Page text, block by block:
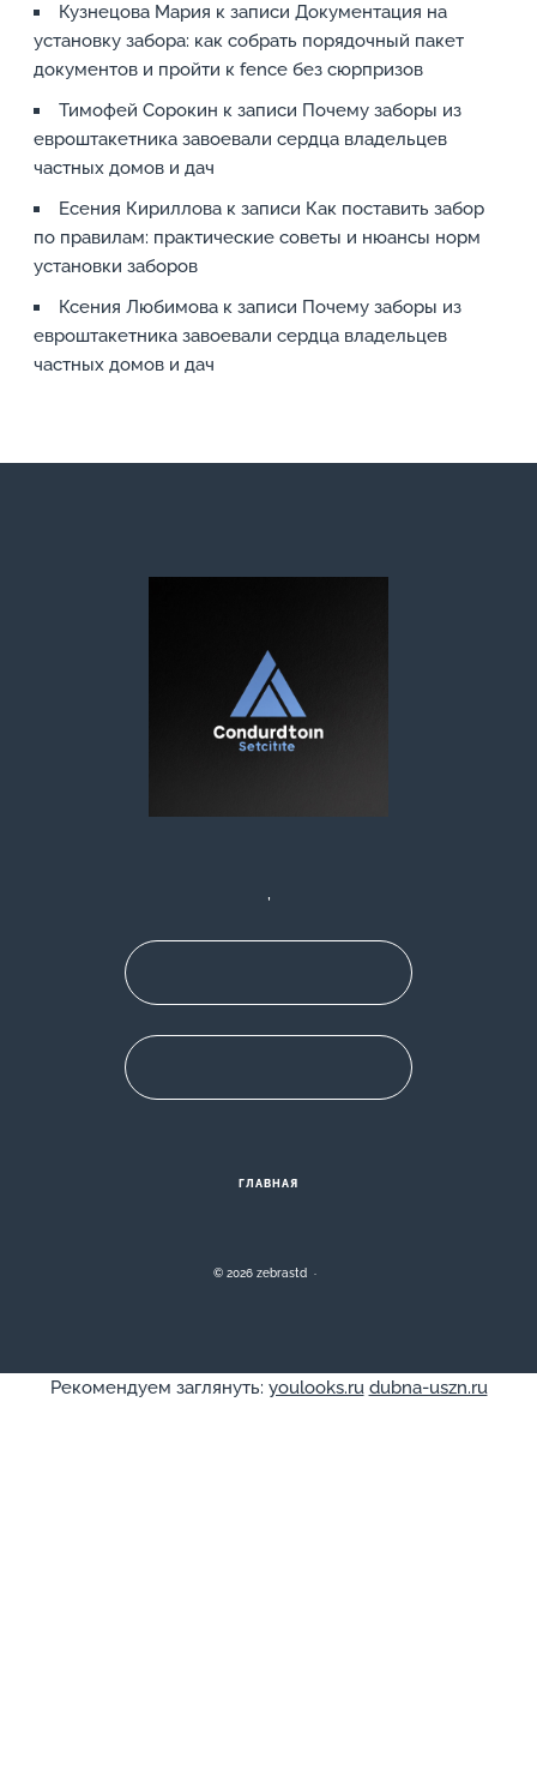
Кузнецова Мария к записиДокументация на
установку забора: как собрать порядочный пакет
документов и пройти к fence без сюрпризов
Тимофей Сорокин к записи Почему заборы из
евроштакетника завоевали сердца владельцев
частных домов и дач
Есения Кириллова к записи Как поставить забор
по правилам: практические советы и нюансы норм
установки заборов
Ксения Любимова к записи Почему заборы из
евроштакетника завоевали сердца владельцев
частных домов и дач
,
ГЛАВНАЯ
© 2026 zebrastd ·
Рекомендуем заглянуть: youlooks.ru dubna-uszn.ru